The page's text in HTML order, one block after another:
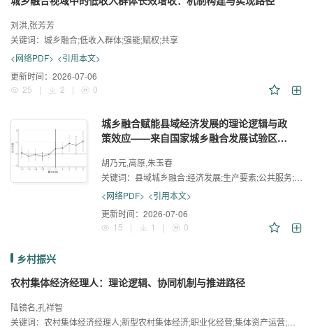
刘洪,张芳芳
关键词： 城乡融合;低收入群体;强能;赋权;共享
<网络PDF> <引用本文>
更新时间： 2026-07-06
25
| 2 | 0
城乡融合赋能县域经济发展的理论逻辑与政
策效应——来自国家城乡融合发展试验区的
胡乃元,高原,朱玉春
关键词： 县域城乡融合;经济发展;生产要素;公共服务;空间格局
<网络PDF> <引用本文>
更新时间： 2026-07-06
15
| 1 | 0
乡村振兴
农村集体经济经理人：理论逻辑、协同机制与推进路径
陆镜名,孔祥智
关键词： 农村集体经济经理人;新型农村集体经济;职业化经营;集体资产运营;农村集体产权制度